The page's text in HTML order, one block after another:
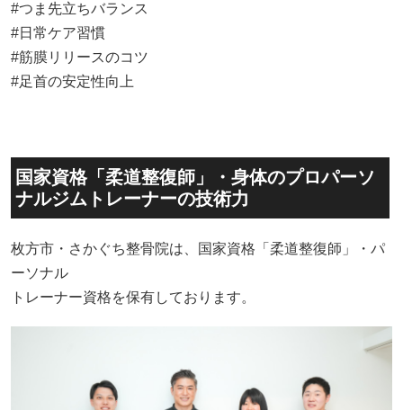
#つま先立ちバランス
#日常ケア習慣
#筋膜リリースのコツ
#足首の安定性向上
国家資格「柔道整復師」・身体のプロパーソ
ナルジムトレーナーの技術力
枚方市・さかぐち整骨院は、国家資格「柔道整復師」・パ
ーソナル
トレーナー資格を保有しております。